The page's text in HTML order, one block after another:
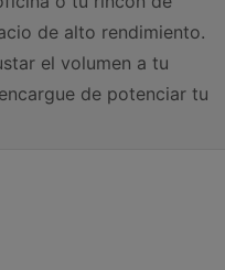
de alto rendimiento.
el volumen a tu
de potenciar tu